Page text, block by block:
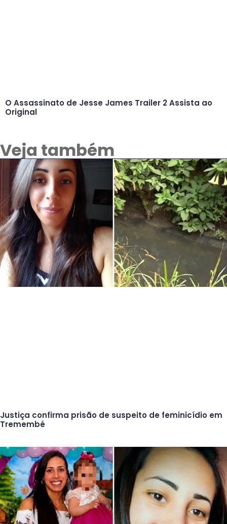
O Assassinato de Jesse James Trailer 2 Assista ao
Original
Veja também
Justiça confirma prisão de suspeito de feminicídio em
Tremembé